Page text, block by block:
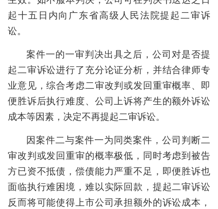
起十五日内向广东省高级人民法院提起二审诉
讼。
案件一的一审判决出具之后，公司对是否提
起二审诉讼进行了充分论证分析，并结合律师专
业意见，综合考虑二审改判或发回重审概率、即
便胜诉后执行难度、公司上诉将产生的额外诉讼
成本等因素，决定不再提起二审诉讼。
因案件二与案件一为同类案件，公司判断二
审改判或发回重审的概率极低，同时考虑到被告
方已资不抵债，偿债能力严重不足，即便胜诉也
面临执行难困境，难以实际回款，提起二审诉讼
反而将可能使得上市公司承担额外的诉讼成本，